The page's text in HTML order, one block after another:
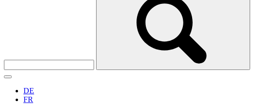
DE
FR